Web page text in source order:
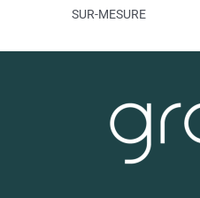
SUR-MESURE